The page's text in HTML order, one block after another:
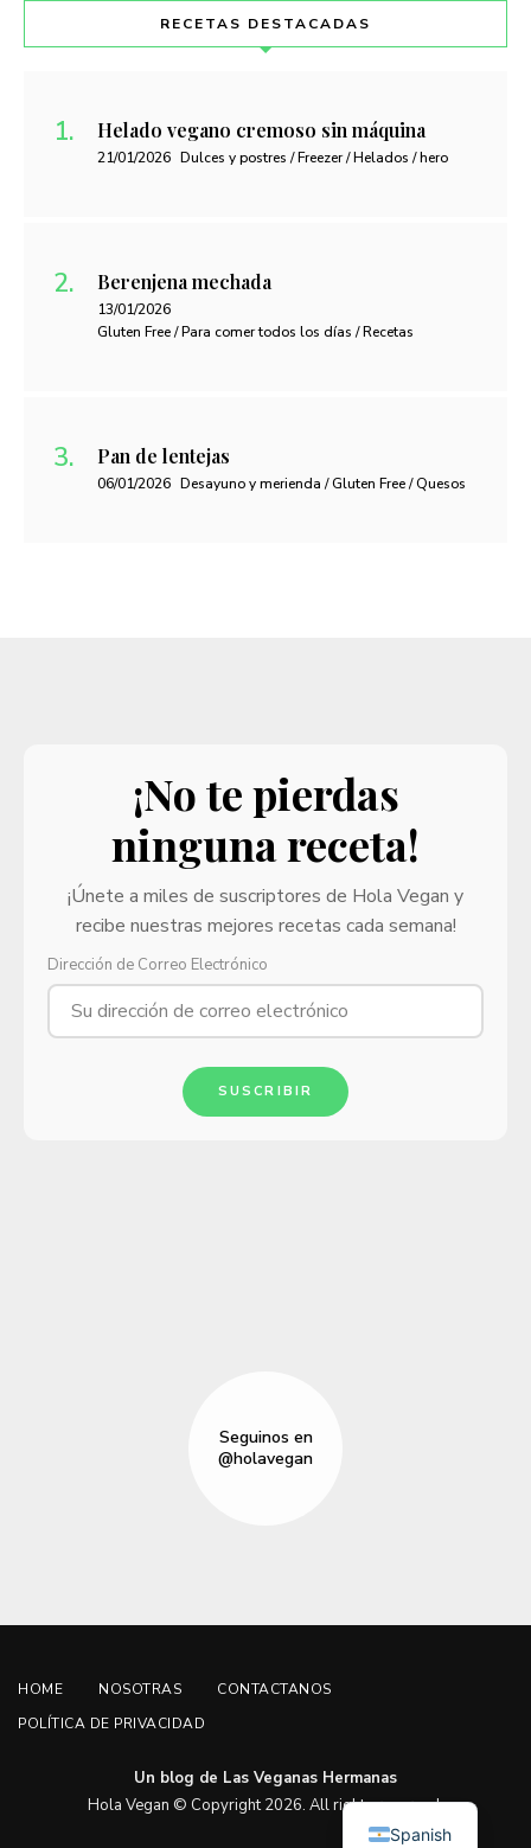
RECETAS DESTACADAS
Helado vegano cremoso sin máquina
21/01/2026 Dulces y postres / Freezer / Helados / hero
Berenjena mechada
13/01/2026
Gluten Free / Para comer todos los días / Recetas
Pan de lentejas
06/01/2026 Desayuno y merienda / Gluten Free / Quesos
¡No te pierdas
ninguna receta!
¡Únete a miles de suscriptores de Hola Vegan y
recibe nuestras mejores recetas cada semana!
Dirección de Correo Electrónico
SUSCRIBIR
Seguinos en
@holavegan
HOME NOSOTRAS
CONTACTANOS
POLÍTICA DE PRIVACIDAD
Un blog de Las Veganas Hermanas
Hola Vegan © Copyright 2026. All rights reserved.
Spanish
English